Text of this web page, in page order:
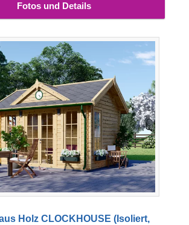
Fotos und Details
Holz CLOCKHOUSE (Isoliert,